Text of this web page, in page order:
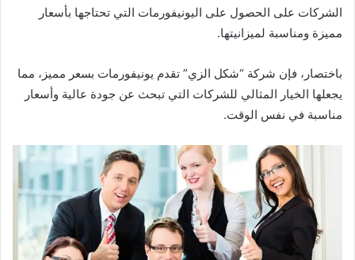
الشركات على الحصول على اليونيفورمات التي تحتاجها بأسعار
مميزة ومناسبة لميزانيتها.
باختصار، فإن شركة “شكل الزي” تقدم يونيفورمات بسعر مميز، مما
يجعلها الخيار المثالي للشركات التي تبحث عن جودة عالية وأسعار
مناسبة في نفس الوقت.